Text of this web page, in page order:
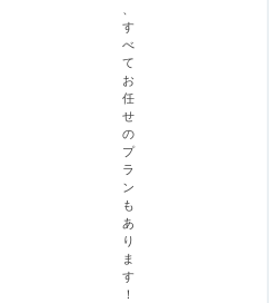
す
べ
て
お
任
せ
の
プ
ラ
ン
も
あ
り
ま
す
！